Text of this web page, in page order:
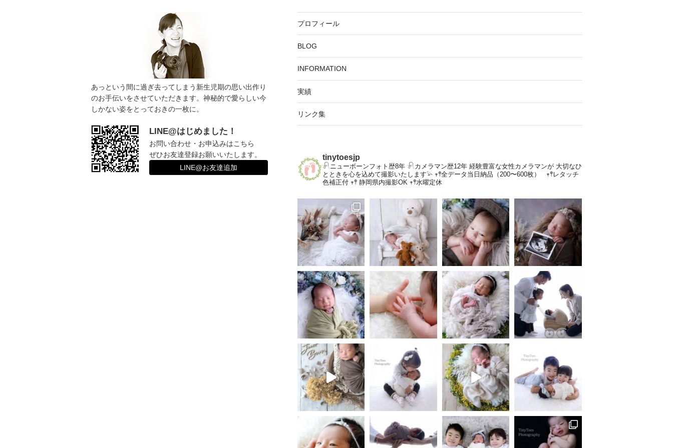
あっという間に過ぎ去ってしまう新生児期の思い出作り
のお手伝いをさせていただきます。神秘的で愛らしい今
しかない姿をとっておきの一枚に。
LINE@はじめました！
お問い合わせ・お申込みはこちら
ぜひお友達登録お願いいたします。
LINE@お友達追加
プロフィール
BLOG
INFORMATION
実績
リンク集
tinytoesjp
𓍯ニューボーンフォト歴8年𓍯カメラマン歴12年経験豊富な女性カメラマンが大切なひ
とときを心を込めて撮影いたします𓅫𖥧𖤣全データ当日納品（200〜600枚）
𖥧𖤣レタッチ
色補正付𖥧𖤣 静岡県内撮影OK𖥧𖤣水曜定休